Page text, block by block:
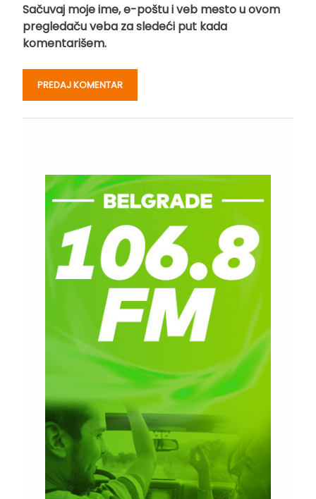
Sačuvaj moje ime, e-poštu i veb mesto u ovom
pregledaču veba za sledeći put kada
komentarišem.